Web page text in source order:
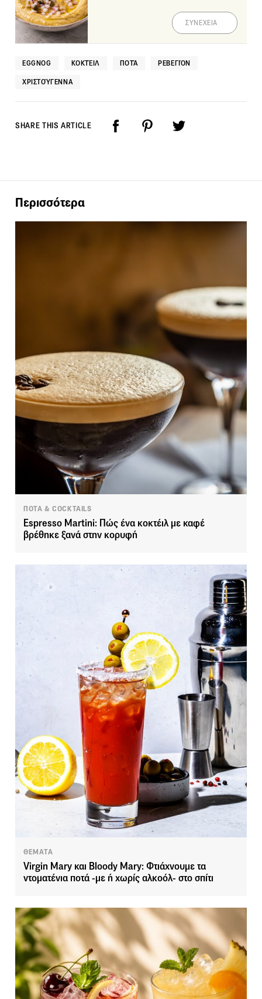
ΣΥΝΕΧΕΙΑ
EGGNOG ΚΟΚΤΈΙΛ ΠΟΤΆ ΡΕΒΕΓΙΌΝ
ΧΡΙΣΤΟΎΓΕΝΝΑ
SHARE THIS ARTICLE
Περισσότερα
ΠΟΤΑ & COCKTAILS
Espresso Martini: Πώς ένα κοκτέιλ με καφέ
βρέθηκε ξανά στην κορυφή
ΘΕΜΑΤΑ
Virgin Mary και Bloody Mary: Φτιάχνουμε τα
ντοματένια ποτά -με ή χωρίς αλκοόλ- στο σπίτι